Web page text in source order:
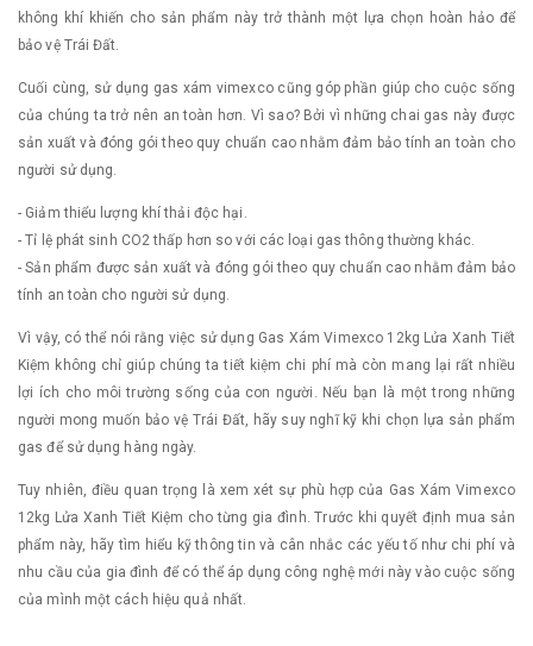
không khí khiến cho sản phẩm này trở thành một lựa chọn hoàn hảo để
bảo vệ Trái Đất.
Cuối cùng, sử dụng gas xám vimexco cũng góp phần giúp cho cuộc sống
của chúng ta trở nên an toàn hơn. Vì sao? Bởi vì những chai gas này được
sản xuất và đóng gói theo quy chuẩn cao nhằm đảm bảo tính an toàn cho
người sử dụng.
- Giảm thiểu lượng khí thải độc hại.
- Tỉ lệ phát sinh CO2 thấp hơn so với các loại gas thông thường khác.
- Sản phẩm được sản xuất và đóng gói theo quy chuẩn cao nhằm đảm bảo
tính an toàn cho người sử dụng.
Vì vậy, có thể nói rằng việc sử dụng Gas Xám Vimexco 12kg Lửa Xanh Tiết
Kiệm không chỉ giúp chúng ta tiết kiệm chi phí mà còn mang lại rất nhiều
lợi ích cho môi trường sống của con người. Nếu bạn là một trong những
người mong muốn bảo vệ Trái Đất, hãy suy nghĩ kỹ khi chọn lựa sản phẩm
gas để sử dụng hàng ngày.
Tuy nhiên, điều quan trọng là xem xét sự phù hợp của Gas Xám Vimexco
12kg Lửa Xanh Tiết Kiệm cho từng gia đình. Trước khi quyết định mua sản
phẩm này, hãy tìm hiểu kỹ thông tin và cân nhắc các yếu tố như chi phí và
nhu cầu của gia đình để có thể áp dụng công nghệ mới này vào cuộc sống
của mình một cách hiệu quả nhất.